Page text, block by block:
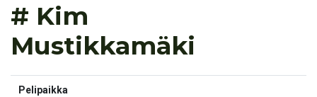
# Kim
Mustikkamäki
Pelipaikka